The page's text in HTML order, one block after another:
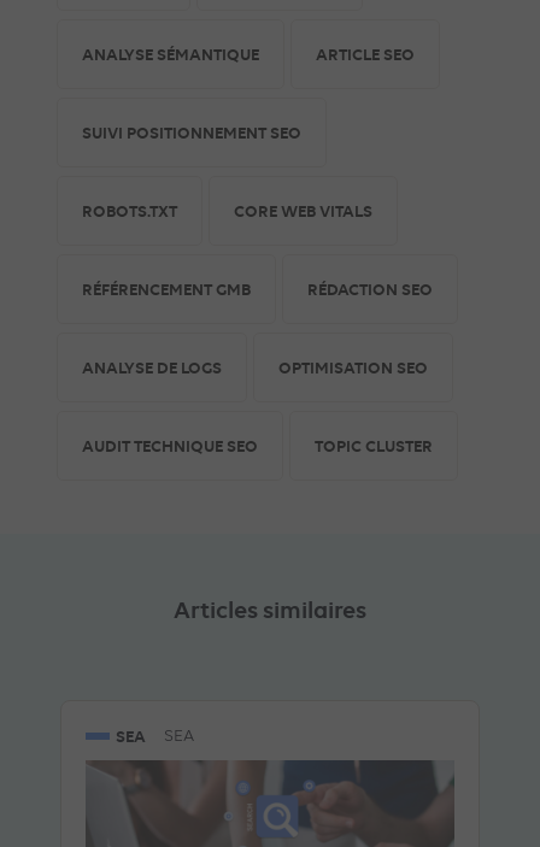
ANALYSE SÉMANTIQUE ARTICLE SEO
SUIVI POSITIONNEMENT SEO
ROBOTS.TXT CORE WEB VITALS
RÉFÉRENCEMENT GMB RÉDACTION SEO
ANALYSE DE LOGS OPTIMISATION SEO
AUDIT TECHNIQUE SEO TOPIC CLUSTER
Articles similaires
SEA SEA